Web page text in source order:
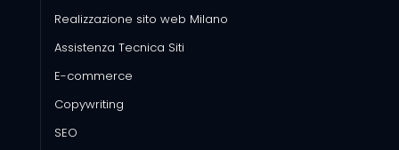
Realizzazione sito web Milano
Assistenza Tecnica Siti
E-commerce
Copywriting
SEO